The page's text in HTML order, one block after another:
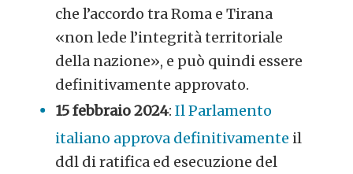
che l’accordo tra Roma e Tirana
«non lede l’integrità territoriale
della nazione», e può quindi essere
definitivamente approvato.
15 febbraio 2024:Il Parlamento
italiano approva definitivamente il
ddl di ratifica ed esecuzione del